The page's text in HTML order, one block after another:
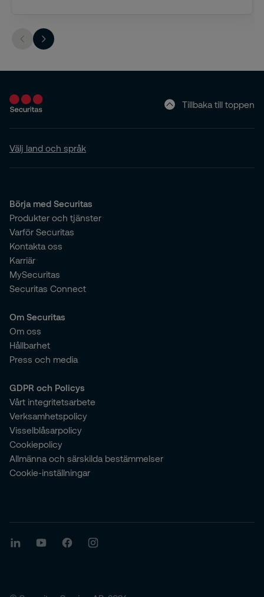
Tillbaka till toppen
Välj land och språk
Börja med Securitas
Produkter och tjänster
Varför Securitas
Kontakta oss
Karriär
MySecuritas
Securitas Connect
Om Securitas
Om oss
Hållbarhet
Press och media
GDPR och Policys
Vårt integritetsarbete
Verksamhetspolicy
Visselblåsarpolicy
Cookiepolicy
Allmänna och särskilda bestämmelser
Cookie-inställningar